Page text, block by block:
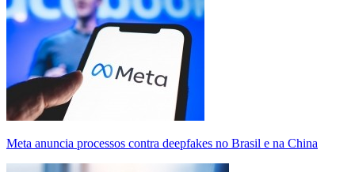
Meta anuncia processos contra deepfakes no Brasil e na China